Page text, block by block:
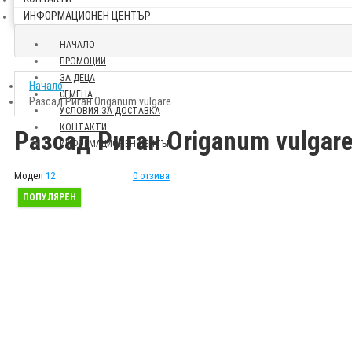
ИНФОРМАЦИОНЕН ЦЕНТЪР
НАЧАЛО
ПРОМОЦИИ
ЗА ДЕЦА
СЕМЕНА
УСЛОВИЯ ЗА ДОСТАВКА
КОНТАКТИ
ИНФОРМАЦИОНЕН ЦЕНТЪР
Начало
Разсад Риган Origanum vulgare
Разсад Риган Origanum
Модел 12 0 отзива
ПОПУЛЯРЕН